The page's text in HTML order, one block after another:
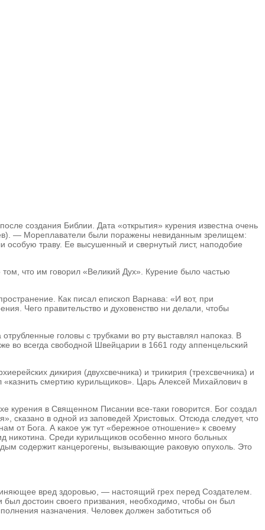
создания Библии. Дата «открытия» курения известна очень
— Мореплаватели были поражены невиданным зрелищем:
особую траву. Ее высушенный и свернутый лист, наподобие
что им говорил «Великий Дух». Курение было частью
Как писал епископ Варнава: «И вот, при
Чего правительство и духовенство ни делали, чтобы
головы с трубками во рту выставлял напоказ. В
во всегда свободной Швейцарии в 1661 году аппенцельский
дикирия (двухсвечника) и трикирия (трехсвечника) и
смертию курильщиков». Царь Алексей Михайлович в
курения в Священном Писании все-таки говорится. Бог создал
сказано в одной из заповедей Христовых. Отсюда следует, что
от Бога. А какое уж тут «бережное отношение» к своему
никотина. Среди курильщиков особенно много больных
содержит канцерогены, вызывающие раковую опухоль. Это
вред здоровью, — настоящий грех перед Создателем.
был достоин своего призвания, необходимо, чтобы он был
назначения. Человек должен заботиться об